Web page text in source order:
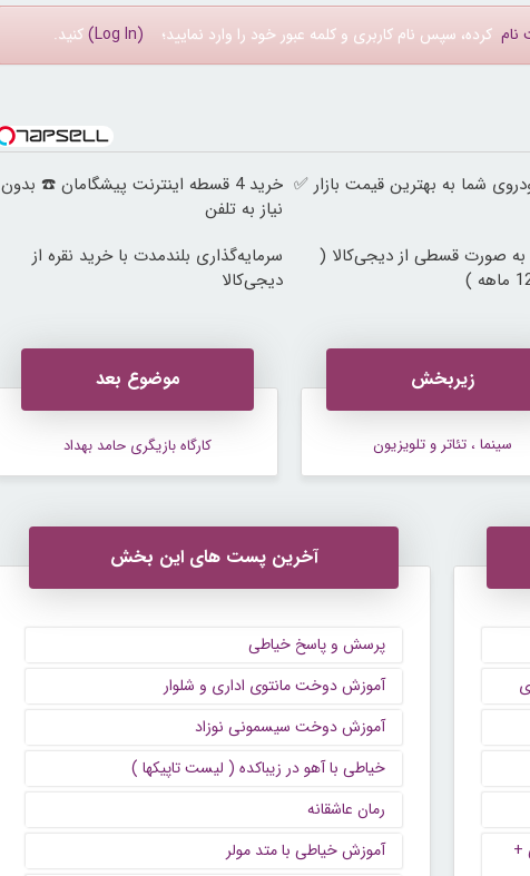
نام کرده، سپس نام کاربری و کلمه عبور خود را وارد نمایید؛ (Log In) کنید.
شما به بهترین قیمت بازار ✅
خرید 4 قسطه اینترنت پیشگامان ☎️ بدون
نیاز به تلفن
به صورت قسطی از دیجی‌کالا (
سرمایه‌گذاری بلندمدت با خرید نقره از
دیجی‌کالا
زیربخش
سینما ، تئاتر و تلویزیون
موضوع بعد
کارگاه بازیگری حامد بهداد
+
آخرین پست های این بخش
پرسش و پاسخ خیاطی
آموزش دوخت مانتوی اداری و شلوار
آموزش دوخت سیسمونی نوزاد
خیاطی با آهو در زیباکده ( لیست تاپیکها )
رمان عاشقانه
آموزش خیاطی با متد مولر